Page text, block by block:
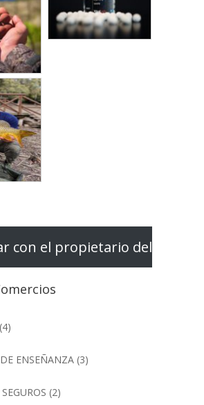
con el propietario del
(4)
ENSEÑANZA(3)
(2)